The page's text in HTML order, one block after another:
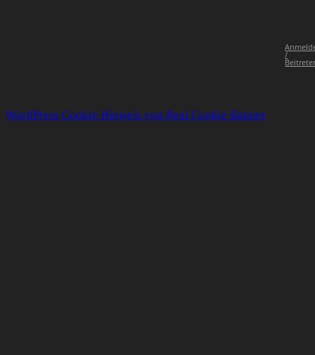
/
WordPress Cookie Hinweis von Real Cookie Banner